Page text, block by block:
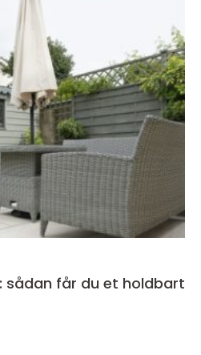
sådan får du et holdbart